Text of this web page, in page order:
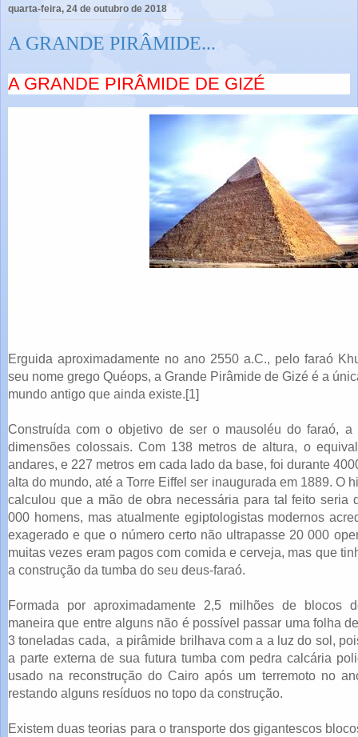
quarta-feira, 24 de outubro de 2018
A GRANDE PIRÂMIDE...
A GRANDE PIRÂMIDE DE GIZÉ
Erguida aproximadamente no ano 2550 a.C., pelo faraó
seu nome grego Quéops, a Grande Pirâmide de Gizé é a
mundo antigo que ainda existe.[1]
Construída com o objetivo de ser o mausoléu do faraó, a
dimensões colossais. Com 138 metros de altura, o
andares, e 227 metros em cada lado da base, foi durante
alta do mundo, até a Torre Eiffel ser inaugurada em 1889. O
calculou que a mão de obra necessária para tal feito seria
000 homens, mas atualmente egiptologistas modernos
exagerado e que o número certo não ultrapasse 20 000
muitas vezes eram pagos com comida e cerveja, mas que
a construção da tumba do seu deus-faraó.
Formada por aproximadamente 2,5 milhões de blocos
maneira que entre alguns não é possível passar uma folha
3 toneladas cada, a pirâmide brilhava com a a luz do sol,
a parte externa de sua futura tumba com pedra calcária
usado na reconstrução do Cairo após um terremoto no
restando alguns resíduos no topo da construção.
Existem duas teorias para o transporte dos gigantescos